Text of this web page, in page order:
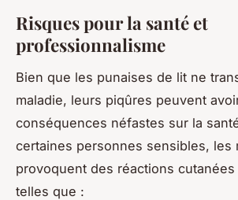
Risques pour la santé et
professionnalisme
Bien que les punaises de lit ne
maladie, leurs piqûres peuvent
conséquences néfastes sur la
certaines personnes sensibles, les
provoquent des réactions
telles que :